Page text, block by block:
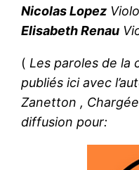
Nicolas Lopez
Elisabeth Renau
(Les paroles de la
publiés ici avec
Zanetton ,
diffusion pour: